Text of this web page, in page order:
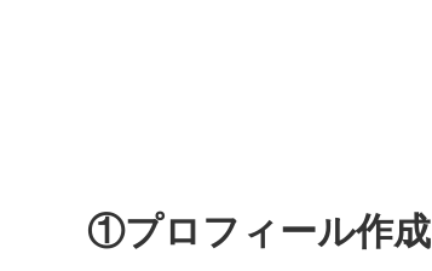
①プロフィール作成